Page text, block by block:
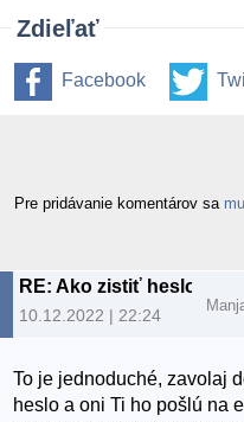
Zdieľať
Facebook
Pre pridávanie komentárov sa
RE: Ako zistiť heslo
10.12.2022 | 22:24
To je jednoduché, zavolaj
heslo a oni Ti ho pošlú na